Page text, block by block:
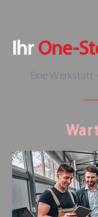
Ihr One-
Eine Werkstatt